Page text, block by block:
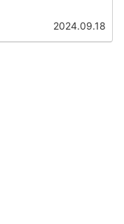
2024.09.18